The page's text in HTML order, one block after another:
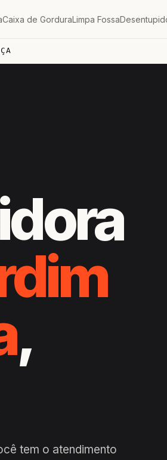
Caixa de GorduraLimpa Fossa
,
tem o atendimento